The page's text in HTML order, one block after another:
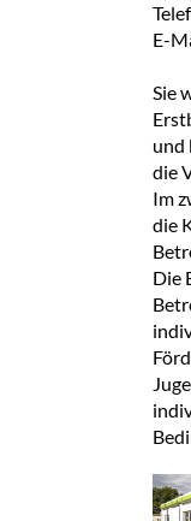
E-
Sie
und
die
Im
die
Die